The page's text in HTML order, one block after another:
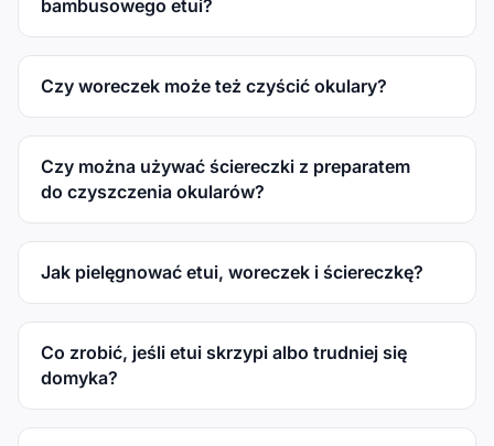
bambusowego etui?
Czy woreczek może też czyścić okulary?
Czy można używać ściereczki z preparatem
do czyszczenia okularów?
Jak pielęgnować etui, woreczek i ściereczkę?
Co zrobić, jeśli etui skrzypi albo trudniej się
domyka?